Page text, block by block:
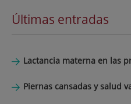
Últimas entradas
Lactancia materna en las
Piernas cansadas y salud